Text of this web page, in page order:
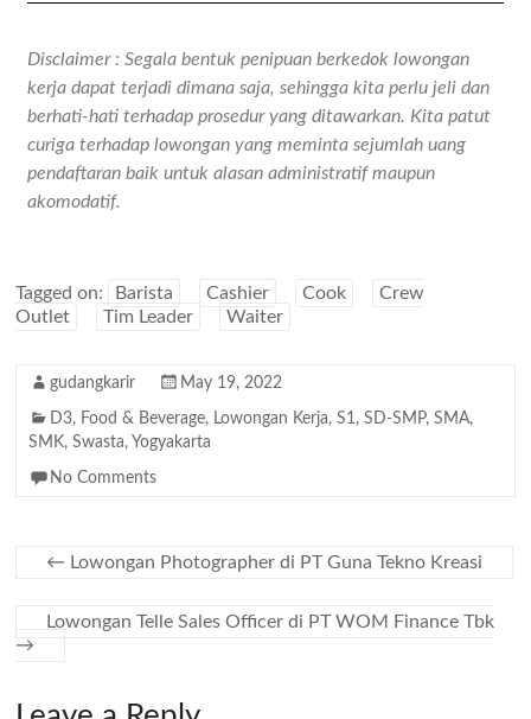
Disclaimer : Segala bentuk penipuan berkedok lowongan
kerja dapat terjadi dimana saja, sehingga kita perlu jeli dan
berhati-hati terhadap prosedur yang ditawarkan. Kita patut
curiga terhadap lowongan yang meminta sejumlah uang
pendaftaran baik untuk alasan administratif maupun
akomodatif.
Tagged on: Barista Cashier Cook
Crew
Outlet
Tim Leader Waiter
gudangkarir May 19, 2022
D3, Food & Beverage, Lowongan Kerja,S1,SD-SMP,SMA,
SMK,Swasta, Yogyakarta
No Comments
← Lowongan Photographer di PT Guna Tekno Kreasi
Lowongan Telle Sales Officer di PT WOM Finance Tbk
→